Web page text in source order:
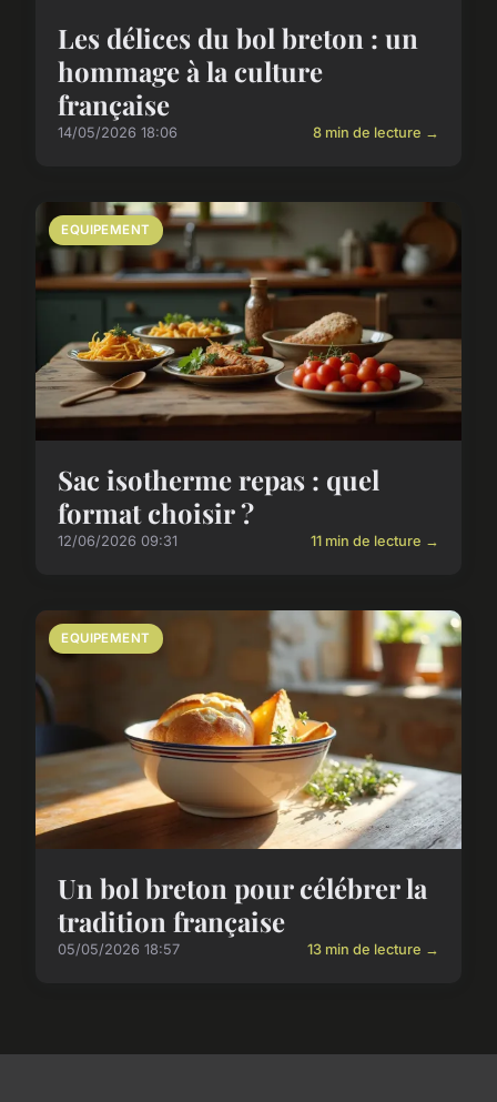
Les délices du bol breton : un
hommage à la culture
française
14/05/2026 18:06 8 min de lecture →
EQUIPEMENT
Sac isotherme repas : quel
format choisir ?
12/06/2026 09:31 11 min de lecture →
EQUIPEMENT
Un bol breton pour célébrer la
tradition française
05/05/2026 18:57 13 min de lecture →